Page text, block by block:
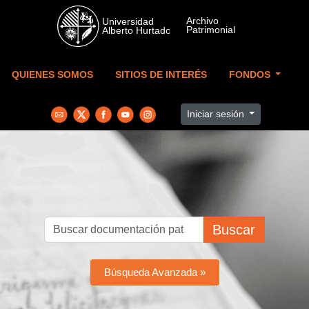
Skip to main content
QUIENES SOMOS SITIOS DE INTERÉS FONDOS
Iniciar sesión
Buscar
Búsqueda Avanzada »